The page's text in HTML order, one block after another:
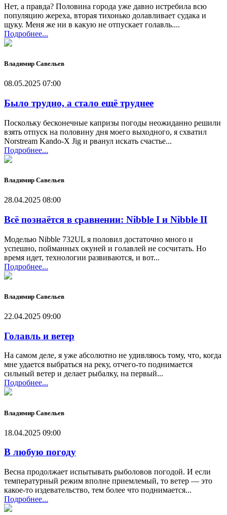
Нет, а правда? Половина города уже давно истребила всю
популяцию жереха, вторая тихонько долавливает судака и
щуку. Меня же ни в какую не отпускает голавль....
Подробнее...
Владимир Савельев
08.05.2025 07:00
Было трудно, а стало ещё труднее
Поскольку бесконечные капризы погоды неожиданно решили
взять отпуск на половину дня моего выходного, я схватил
Norstream Kando-X Jig и рванул искать счастье...
Подробнее...
Владимир Савельев
28.04.2025 08:00
Всё познаётся в сравнении: Nibble I и Nibble II
Моделью Nibble 732UL я половил достаточно много и
успешно, пойманных окуней и голавлей не сосчитать. Но
время идет, технологии развиваются, и вот...
Подробнее...
Владимир Савельев
22.04.2025 09:00
Голавль и ветер
На самом деле, я уже абсолютно не удивляюсь тому, что, когда
мне удается выбраться на реку, отчего-то поднимается
сильный ветер и делает рыбалку, на первый...
Подробнее...
Владимир Савельев
18.04.2025 09:00
В любую погоду
Весна продолжает испытывать рыболовов погодой. И если
температурный режим вполне приемлемый, то ветер — это
какое-то издевательство, тем более что поднимается...
Подробнее...